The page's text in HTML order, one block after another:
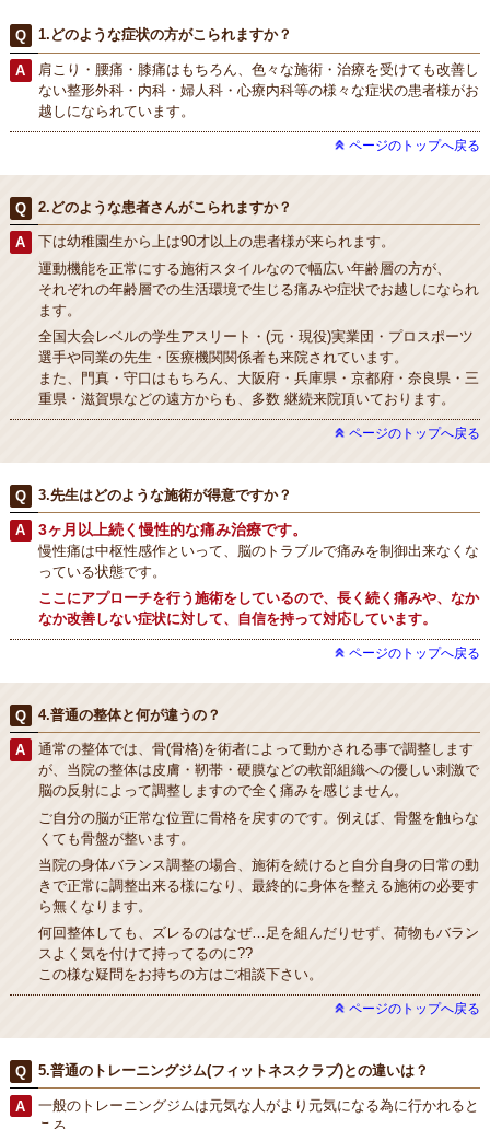
1.どのような症状の方がこられますか？
肩こり・腰痛・膝痛はもちろん、色々な施術・治療を受けても改善し
ない整形外科・内科・婦人科・心療内科等の様々な症状の患者様がお
越しになられています。
ページのトップへ戻る
2.どのような患者さんがこられますか？
下は幼稚園生から上は90才以上の患者様が来られます。
運動機能を正常にする施術スタイルなので幅広い年齢層の方が、
それぞれの年齢層での生活環境で生じる痛みや症状でお越しになられ
ます。
全国大会レベルの学生アスリート・(元・現役)実業団・プロスポーツ
選手や同業の先生・医療機関関係者も来院されています。
また、門真・守口はもちろん、大阪府・兵庫県・京都府・奈良県・三
重県・滋賀県などの遠方からも、多数 継続来院頂いております。
ページのトップへ戻る
3.先生はどのような施術が得意ですか？
3ヶ月以上続く慢性的な痛み治療です。
慢性痛は中枢性感作といって、脳のトラブルで痛みを制御出来なくな
っている状態です。
ここにアプローチを行う施術をしているので、長く続く痛みや、なか
なか改善しない症状に対して、自信を持って対応しています。
ページのトップへ戻る
4.普通の整体と何が違うの？
通常の整体では、骨(骨格)を術者によって動かされる事で調整します
が、当院の整体は皮膚・靭帯・硬膜などの軟部組織への優しい刺激で
脳の反射によって調整しますので全く痛みを感じません。
ご自分の脳が正常な位置に骨格を戻すのです。例えば、骨盤を触らな
くても骨盤が整います。
当院の身体バランス調整の場合、施術を続けると自分自身の日常の動
きで正常に調整出来る様になり、最終的に身体を整える施術の必要す
ら無くなります。
何回整体しても、ズレるのはなぜ…足を組んだりせず、荷物もバラン
スよく気を付けて持ってるのに??
この様な疑問をお持ちの方はご相談下さい。
ページのトップへ戻る
5.普通のトレーニングジム(フィットネスクラブ)との違いは？
一般のトレーニングジムは元気な人がより元気になる為に行かれると